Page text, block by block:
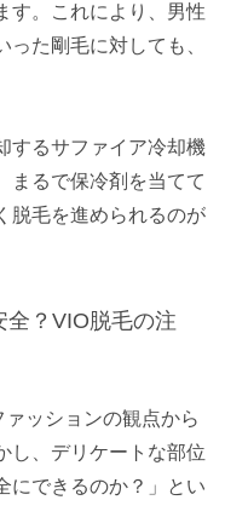
す。これにより、男性
た剛毛に対しても、
するサファイア冷却機
まるで保冷剤を当てて
脱毛を進められるのが
全？VIO脱毛の注
ッションの観点から
し、デリケートな部位
にできるのか？」とい